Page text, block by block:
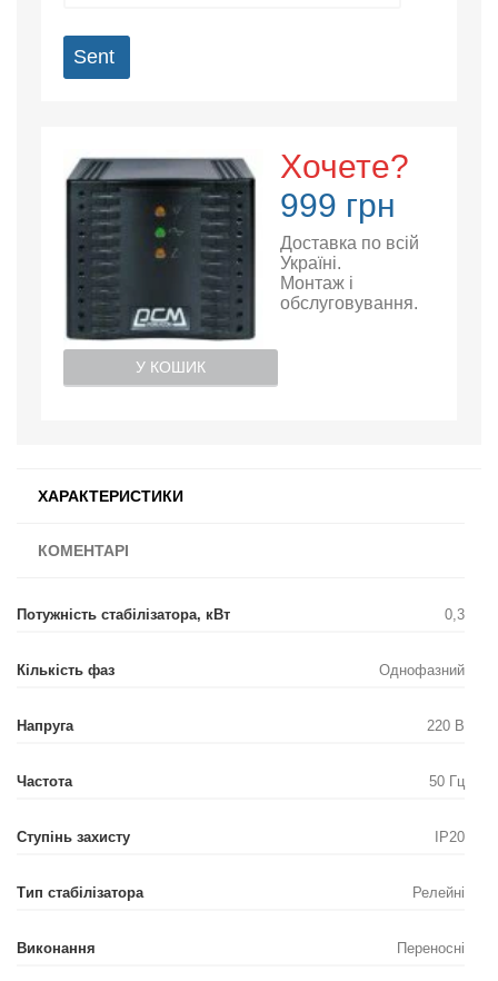
Sent
Хочете?
999 грн
Доставка по всій
Україні.
Монтаж і
обслуговування.
У КОШИК
ХАРАКТЕРИСТИКИ
КОМЕНТАРІ
Потужність стабілізатора, кВт 0,3
Кількість фаз Однофазний
Напруга 220 В
Частота 50 Гц
Ступінь захисту IP20
Тип стабілізатора Релейні
Виконання Переносні